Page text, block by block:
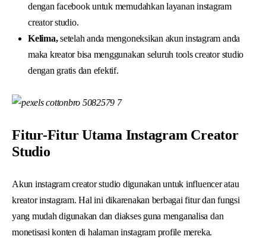
dengan facebook untuk memudahkan layanan instagram
creator studio.
Kelima,setelah anda mengoneksikan akun instagram anda
maka kreator bisa menggunakan seluruh tools creator studio
dengan gratis dan efektif.
Fitur-Fitur Utama Instagram Creator
Studio
Akun instagram creator studio digunakan untuk influencer atau
kreator instagram. Hal ini dikarenakan berbagai fitur dan fungsi
yang mudah digunakan dan diakses guna menganalisa dan
monetisasi konten di halaman instagram profile mereka.